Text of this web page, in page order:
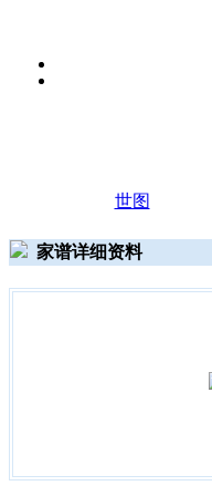
世图
家谱详细资料